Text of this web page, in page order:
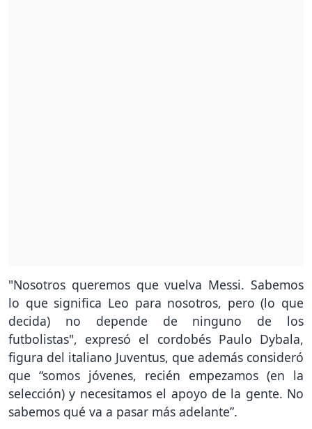
"Nosotros queremos que vuelva Messi. Sabemos
lo que significa Leo para nosotros, pero (lo que
decida) no depende de ninguno de los
futbolistas", expresó el cordobés Paulo Dybala,
figura del italiano Juventus, que además consideró
que “somos jóvenes, recién empezamos (en la
selección) y necesitamos el apoyo de la gente. No
sabemos qué va a pasar más adelante”.